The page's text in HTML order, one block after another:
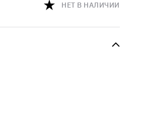
НЕТ В НАЛИЧИИ